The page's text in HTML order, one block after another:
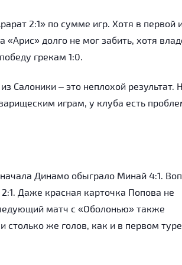
2:1» по сумме игр. Хотя в первой
долго не мог забить, хотя
грекам 1:0.
Салоники – это неплохой результат.
играм, у клуба есть
Динамо обыграло Минай 4:1.
Даже красная карточка Попова не
матч с «Оболонью» также
же голов, как и в первом